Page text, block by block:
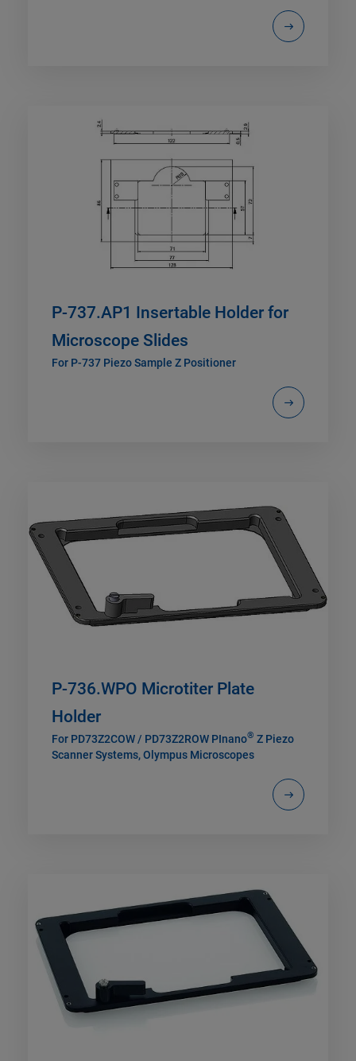
P-737.AP1 Insertable Holder for
Microscope Slides
For P-737 Piezo Sample Z Positioner
P-736.WPO Microtiter Plate
Holder
For PD73Z2COW / PD73Z2ROW PInano® Z Piezo
Scanner Systems, Olympus Microscopes